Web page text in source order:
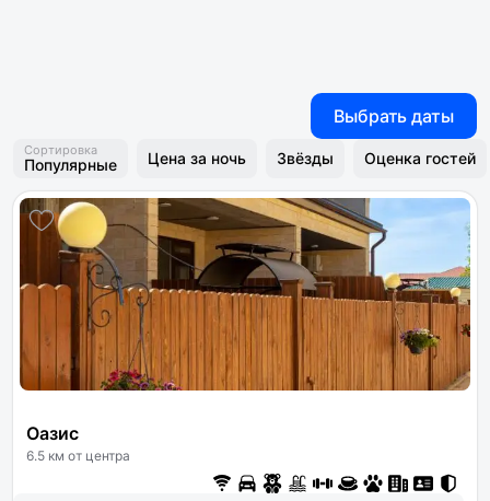
Выбрать даты
Сортировка
Популярные Цена за ночь Звёзды Оценка гостей
Оазис
6.5 км от центра